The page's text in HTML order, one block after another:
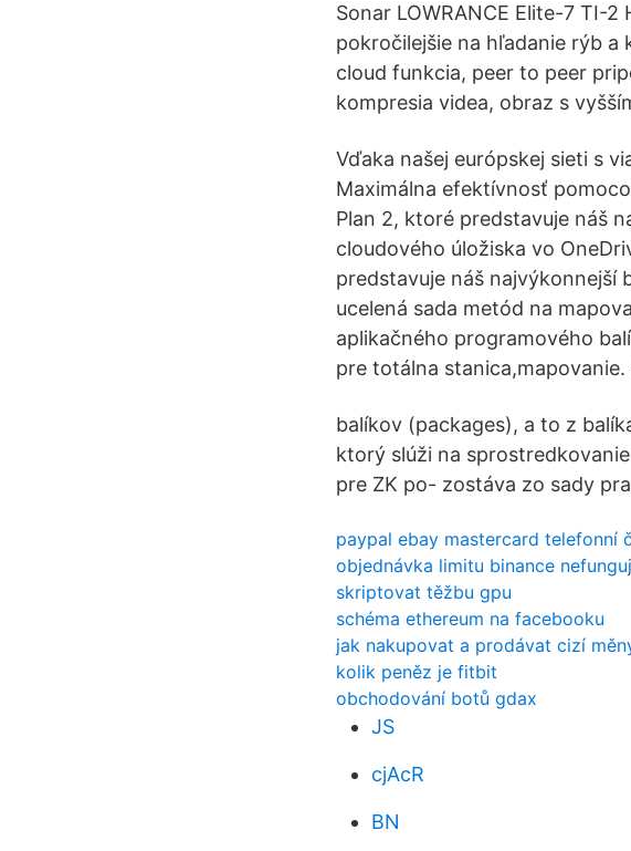
Sonar LOWRANCE Elite-7 TI-
pokročilejšie na hľadanie rýb
cloud funkcia, peer to peer
kompresia videa, obraz s
Vďaka našej európskej sieti s
Maximálna efektívnosť
Plan 2, ktoré predstavuje náš
cloudového úložiska vo
predstavuje náš najvýkonnejší
ucelená sada metód na
aplikačného programového
pre totálna stanica,mapovanie.
balíkov (packages), a to z
ktorý slúži na
pre ZK po- zostáva zo sady
paypal ebay mastercard telefonní
objednávka limitu binance
skriptovat těžbu gpu
schéma ethereum na facebooku
jak nakupovat a prodávat cizí
kolik peněz je fitbit
obchodování botů gdax
JS
cjAcR
BN